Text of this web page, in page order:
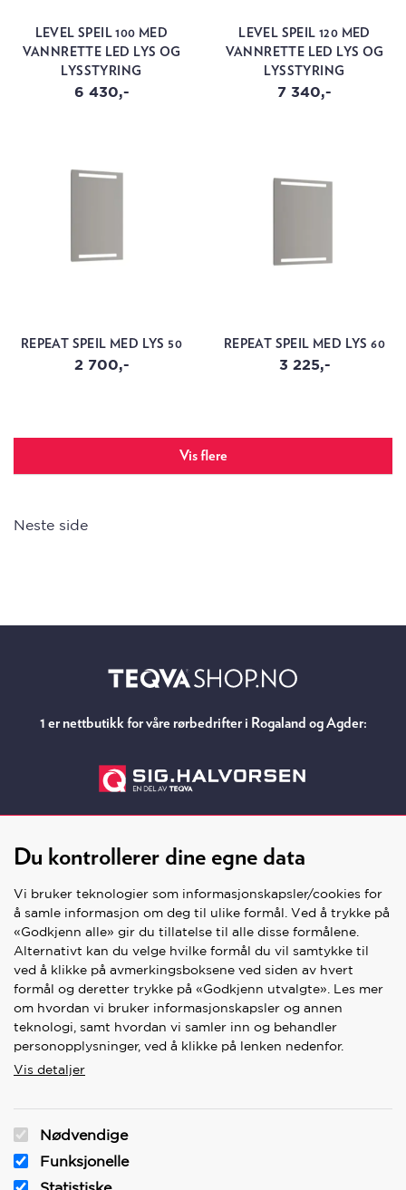
LEVEL SPEIL 100 MED
VANNRETTE LED LYS OG
LYSSTYRING
6 430,-
LEVEL SPEIL 120 MED
VANNRETTE LED LYS OG
LYSSTYRING
7 340,-
REPEAT SPEIL MED LYS 50
2 700,-
REPEAT SPEIL MED LYS 60
3 225,-
Vis flere
Neste side
1 er nettbutikk for våre rørbedrifter i Rogaland og Agder:
SNARVEIER
Våre butikker
Kontakt oss
Kontakt nettbutikk
Angrerett, levering og retur
Du kontrollerer dine egne data
Vi bruker teknologier som informasjonskapsler/cookies for
å samle informasjon om deg til ulike formål. Ved å trykke på
«Godkjenn alle» gir du tillatelse til alle disse formålene.
Alternativt kan du velge hvilke formål du vil samtykke til
ved å klikke på avmerkingsboksene ved siden av hvert
formål og deretter trykke på «Godkjenn utvalgte». Les mer
om hvordan vi bruker informasjonskapsler og annen
teknologi, samt hvordan vi samler inn og behandler
personopplysninger, ved å klikke på lenken nedenfor.
Vis detaljer
Nødvendige
Funksjonelle